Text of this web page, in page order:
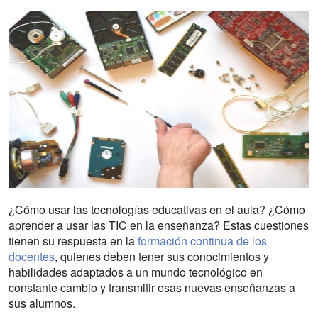
¿Cómo usar las tecnologías educativas en el aula? ¿Cómo
aprender a usar las TIC en la enseñanza? Estas cuestiones
tienen su respuesta en laformación continua de los
docentes, quienes deben tener sus conocimientos y
habilidades adaptados a un mundo tecnológico en
constante cambio y transmitir esas nuevas enseñanzas a
sus alumnos.